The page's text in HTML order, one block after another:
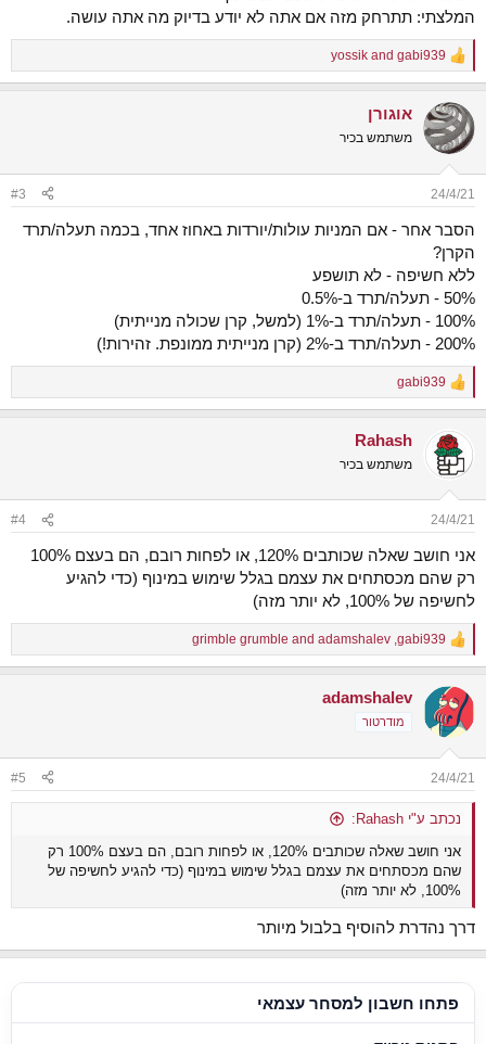
המלצתי: תתרחק מזה אם אתה לא יודע בדיוק מה אתה עושה.
R
e
c
t
i
s
gabi939
yossik
אוגורן
משתמש בכיר
24/4/21
#3
הסבר אחר - אם המניות עולות/יורדות באחוז אחד, בכמה תעלה/תרד
הקרן?
ללא חשיפה - לא תושפע
50% - תעלה/תרד ב-0.5%
100% - תעלה/תרד ב-1% (למשל, קרן שכולה מנייתית)
200% - תעלה/תרד ב-2% (קרן מנייתית ממונפת. זהירות!)
R
e
c
i
s
gabi939
Rahash
משתמש בכיר
24/4/21
#4
אני חושב שאלה שכותבים 120%, או לפחות רובם, הם בעצם 100%
רק שהם מכסתחים את עצמם בגלל שימוש במינוף (כדי להגיע
לחשיפה של 100%, לא יותר מזה)
R
e
c
i
s
:
gabi939
,
adamshalev
grimble grumble
adamshalev
מודרטור
24/4/21
#5
נכתב ע"י Rahash:
אני חושב שאלה שכותבים 120%, או לפחות רובם, הם בעצם 100% רק
שהם מכסתחים את עצמם בגלל שימוש במינוף (כדי להגיע לחשיפה של
100%, לא יותר מזה)
דרך נהדרת להוסיף בלבול מיותר
פתחו חשבון למסחר עצמאי